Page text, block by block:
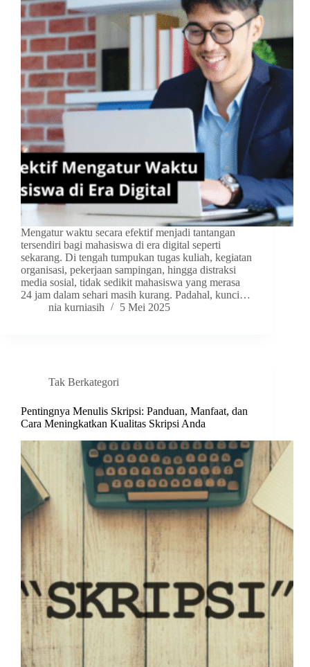
Mengatur waktu secara efektif menjadi tantangan
tersendiri bagi mahasiswa di era digital seperti
sekarang. Di tengah tumpukan tugas kuliah, kegiatan
organisasi, pekerjaan sampingan, hingga distraksi
media sosial, tidak sedikit mahasiswa yang merasa
24 jam dalam sehari masih kurang. Padahal, kunci…
nia kurniasih
5 Mei 2025
Tak Berkategori
Pentingnya Menulis Skripsi: Panduan, Manfaat, dan
Cara Meningkatkan Kualitas Skripsi Anda